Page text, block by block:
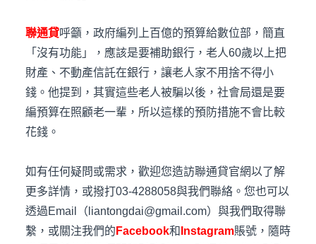
聯通貸呼籲，政府編列上百億的預算給數位部，簡直
「沒有功能」，應該是要補助銀行，老人60歲以上把
財產、不動產信託在銀行，讓老人家不用捨不得小
錢。他提到，其實這些老人被騙以後，社會局還是要
編預算在照顧老一輩，所以這樣的預防措施不會比較
花錢。
如有任何疑問或需求，歡迎您造訪聯通貸官網以了解
更多詳情，或撥打03-4288058與我們聯絡。您也可以
透過Email（liantongdai@gmail.com）與我們取得聯
繫，或關注我們的 Facebook和 Instagram賬號，隨時